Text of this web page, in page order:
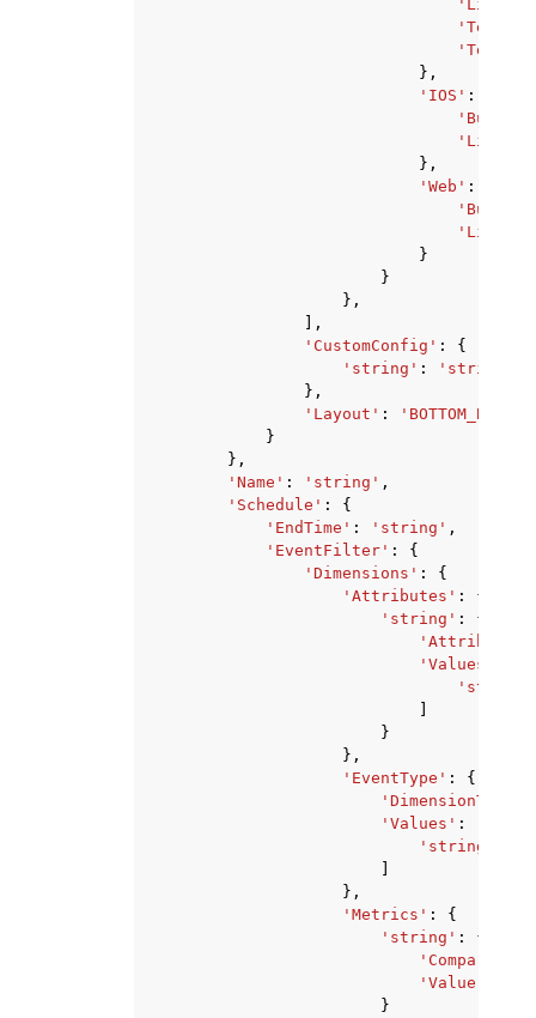
'Link'
'Text'
},
'IOS' :
'Link'
},
'Web' :
'Link'
}
}
},
],
'CustomConfig' :
{
'string' :
'string'
},
'Layout' :
}
},
'Name' : 'string' ,
'Schedule' :
{
'EndTime' : 'string' ,
'EventFilter' :
{
'Dimensions' :
{
'Attributes' :
{
'string' :
{
'Values'
'string'
}
},
'EventType' :
{
'DimensionType'
'Values' :
'string'
},
'Metrics' :
{
'string' :
{
'Value'
}